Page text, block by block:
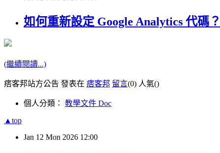
如何重新設定 Google Analytics 代碼？
(繼續閱讀...)
痞客邦站方公告 發表在 痞客邦 留言(0) 人氣()
個人分類： 教學文件 Doc
▲top
Jan 12 Mon 2026 12:00